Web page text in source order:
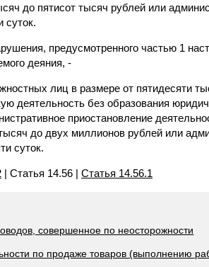
до пятисот тысяч рублей или
суток.
предусмотренного частью 1
деяния, -
лиц в размере от пятидесяти
деятельность без образования
приостановление
до двух миллионов рублей или
суток.
| Статья 14.56 | Статья 14.56.1
совершенное по неосторожности
по продаже товаров (выполнению